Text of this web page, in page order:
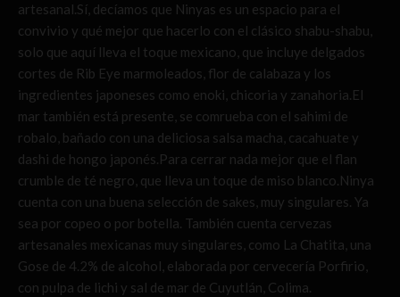
artesanal.Sí, decíamos que Ninyas es un espacio para el
convivio y qué mejor que hacerlo con el clásico shabu-shabu,
solo que aquí lleva el toque mexicano, que incluye delgados
cortes de Rib Eye marmoleados, flor de calabaza y los
ingredientes japoneses como enoki, chicoria y zanahoria.El
mar también está presente, se comrueba con el sahimi de
robalo, bañado con una deliciosa salsa macha, cacahuate y
dashi de hongo japonés.Para cerrar nada mejor que el flan
crumble de té negro, que lleva un toque de miso blanco.Ninya
cuenta con una buena selección de sakes, muy singulares. Ya
sea por copeo o por botella. También cuenta cervezas
artesanales mexicanas muy singulares, como La Chatita, una
Gose de 4.2% de alcohol, elaborada por cervecería Porfirio,
con pulpa de lichi y sal de mar de Cuyutlán, Colima.